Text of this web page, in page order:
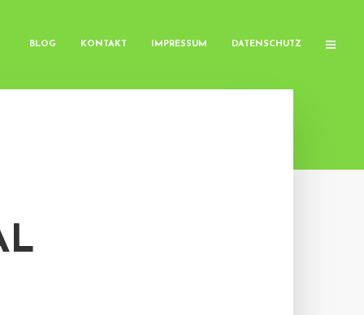
BLOG KONTAKT IMPRESSUM DATENSCHUTZ